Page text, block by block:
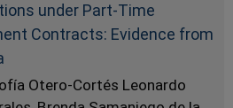
under Part-Time
Contracts: Evidence from
Otero-Cortés Leonardo